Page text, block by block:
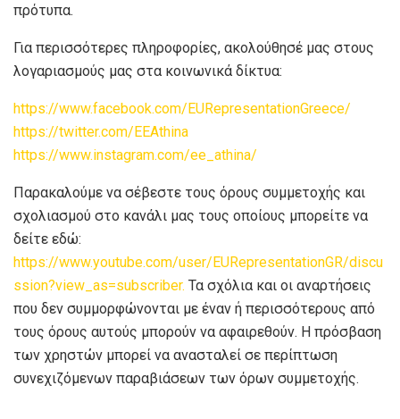
πρότυπα.
Για περισσότερες πληροφορίες, ακολούθησέ μας στους
λογαριασμούς μας στα κοινωνικά δίκτυα:
https://www.facebook.com/EURepresentationGreece/
https://twitter.com/EEAthina
https://www.instagram.com/ee_athina/
Παρακαλούμε να σέβεστε τους όρους συμμετοχής και
σχολιασμού στο κανάλι μας τους οποίους μπορείτε να
δείτε εδώ:
https://www.youtube.com/user/EURepresentationGR/discu
ssion?view_as=subscriber. Τα σχόλια και οι αναρτήσεις
που δεν συμμορφώνονται με έναν ή περισσότερους από
τους όρους αυτούς μπορούν να αφαιρεθούν. Η πρόσβαση
των χρηστών μπορεί να ανασταλεί σε περίπτωση
συνεχιζόμενων παραβιάσεων των όρων συμμετοχής.